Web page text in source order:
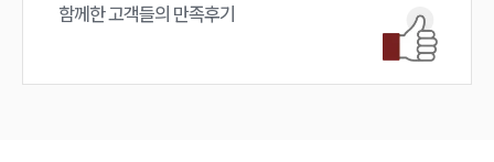
함께한 고객들의 만족후기